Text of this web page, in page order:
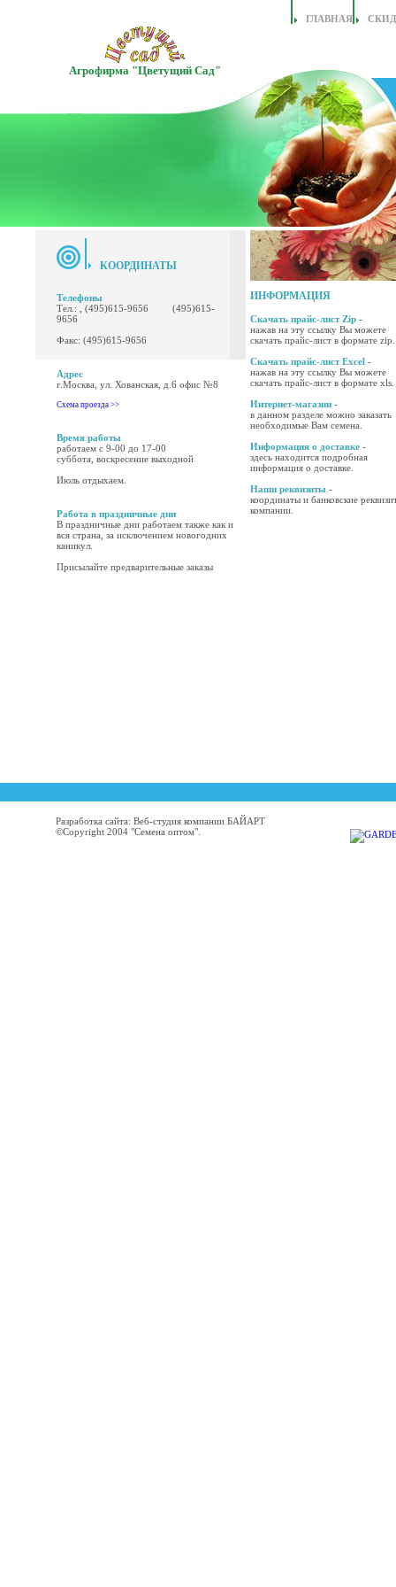
Агрофирма "Цветущий Сад"
ГЛАВНАЯ
КООРДИНАТЫ
Телефоны
Тел.: , (495)615-9656 (495)615-
9656
Факс: (495)615-9656
Адрес
г.Москва, ул. Хованская, д.6 офис №8
Схема проезда >>
Время работы
работаем с 9-00 до 17-00
суббота, воскресение выходной
Июль отдыхаем.
Работа в праздничные дни
В праздничные дни работаем также как и
вся страна, за исключением новогодних
каникул.
Присылайте предварительные заказы
ИНФОРМАЦИЯ
Скачать прайс-лист Zip -
нажав на эту ссылку Вы можете
скачать прайс-лист в формате zip.
Скачать прайс-лист Excel -
нажав на эту ссылку Вы можете
скачать прайс-лист в формате xls.
Интернет-магазин -
в данном разделе можно заказать
необходимые Вам семена.
Информация о доставке -
здесь находится подробная
информация о доставке.
Наши реквизиты -
координаты и банковские
компании.
Разработка сайта: Веб-студия компании БАЙАРТ
©Copyright 2004 "Семена оптом".